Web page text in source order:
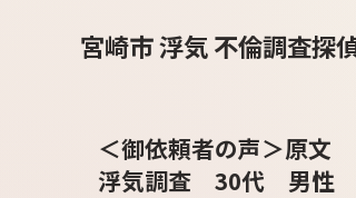
宮崎市 浮気 不倫調査探
＜御依頼者の声＞原文
浮気調査 30代 男性